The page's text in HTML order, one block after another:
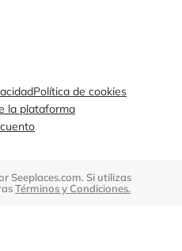
Política de cookies
la plataforma
Seeplaces.com. Si utilizas
Términos y Condiciones.